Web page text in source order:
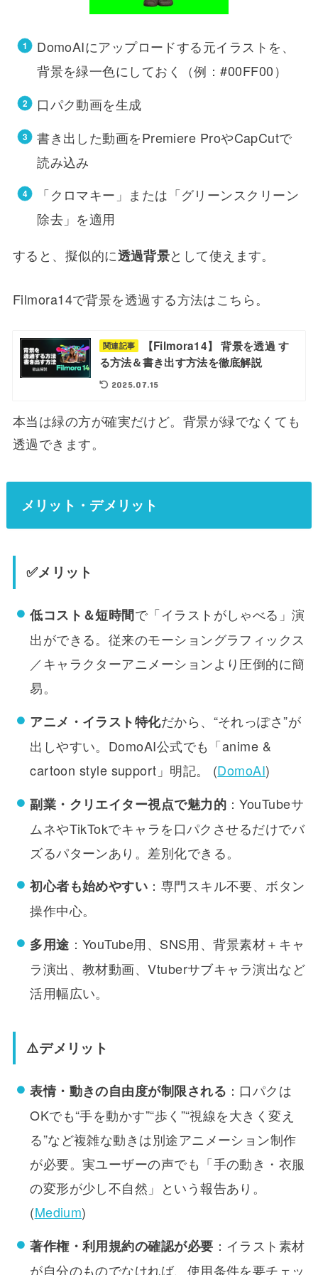
DomoAIにアップロードする元イラストを、
背景を緑一色にしておく（例：#00FF00）
口パク動画を生成
書き出した動画をPremiere ProやCapCutで
読み込み
「クロマキー」または「グリーンスクリーン
除去」を適用
すると、擬似的に透過背景として使えます。
Filmora14で背景を透過する方法はこちら。
関連記事
【Filmora14】 背景を透過 す
る方法＆書き出す方法を徹底解説
2025.07.15
本当は緑の方が確実だけど。背景が緑でなくても
透過できます。
メリット・デメリット
✅メリット
低コスト＆短時間で「イラストがしゃべる」演
出ができる。従来のモーショングラフィックス
／キャラクターアニメーションより圧倒的に簡
易。
アニメ・イラスト特化だから、“それっぽさ”が
出しやすい。DomoAI公式でも「anime &
cartoon style support」明記。 (DomoAI)
副業・クリエイター視点で魅力的：YouTubeサ
ムネやTikTokでキャラを口パクさせるだけでバ
ズるパターンあり。差別化できる。
初心者も始めやすい ：専門スキル不要、ボタン
操作中心。
多用途 ：YouTube用、SNS用、背景素材＋キャ
ラ演出、教材動画、Vtuberサブキャラ演出など
活用幅広い。
⚠️デメリット
表情・動きの自由度が制限される ：口パクは
OKでも“手を動かす”“歩く”“視線を大きく変え
る”など複雑な動きは別途アニメーション制作
が必要。実ユーザーの声でも「手の動き・衣服
の変形が少し不自然」という報告あり。
(Medium)
著作権・利用規約の確認が必要 ：イラスト素材
が自分のものでなければ、使用条件を要チェッ